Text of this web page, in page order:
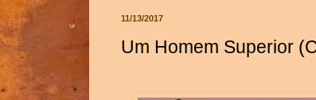
11/13/2017
Um Homem Superior